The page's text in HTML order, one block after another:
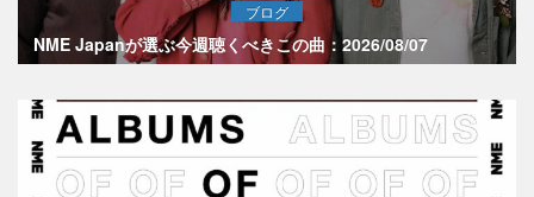
ブログ
NME Japanが選ぶ今週聴くべきこの曲：2026/08/07